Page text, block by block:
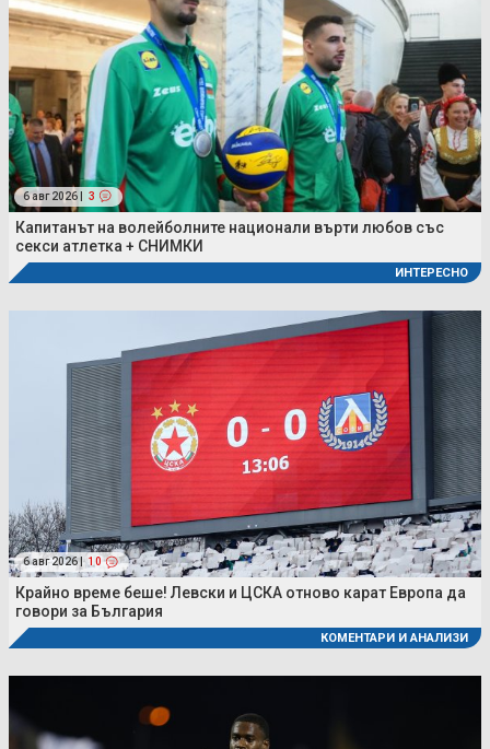
6 авг 2026 | 3
Капитанът на волейболните национали върти любов със
секси атлетка + СНИМКИ
ИНТЕРЕСНО
6 авг 2026 | 10
Крайно време беше! Левски и ЦСКА отново карат Европа да
говори за България
КОМЕНТАРИ И АНАЛИЗИ